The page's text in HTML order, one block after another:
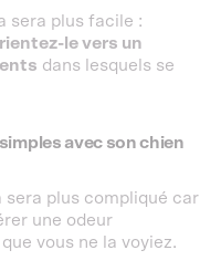
sera plus facile :
le vers un
dans lesquels se
avec son chien
plus compliqué car
une odeur
vous ne la voyiez.